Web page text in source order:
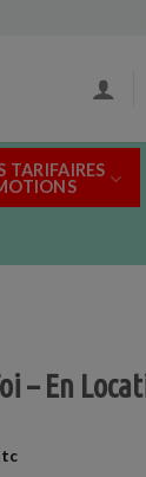
TARIFAIRES
– En